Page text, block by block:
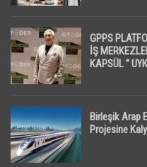
GPPS
İŞ
KAPSÜL ”
Birleşik Arap
Projesine